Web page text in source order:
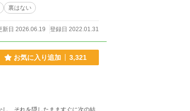
裏はない
新日 2026.06.19 登録日 2022.01.31
お気に入り追加 3,321
、それを隠したまますぐに次の結